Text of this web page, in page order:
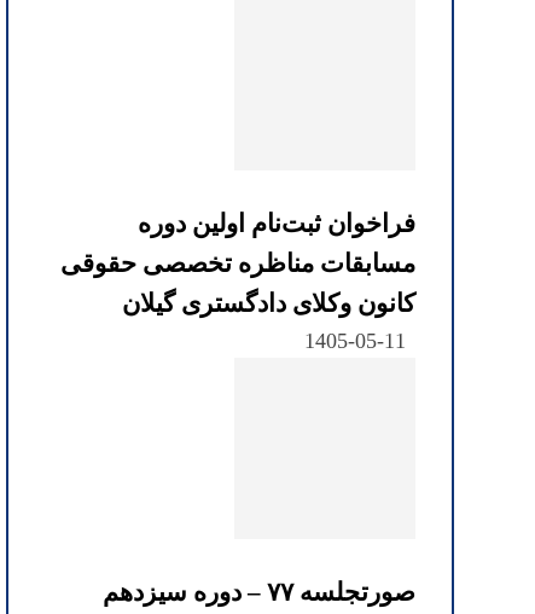
فراخوان ثبت‌نام اولین دوره
مسابقات مناظره تخصصی حقوقی
کانون وکلای دادگستری گیلان
1405-05-11
صورتجلسه ۷۷ – دوره سیزدهم